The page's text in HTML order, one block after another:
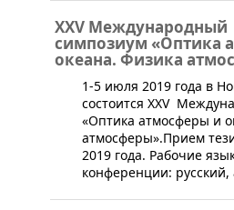
XXV Международный
симпозиум «Оптика
океана. Физика
​1-5 июля 2019 года в
состоится XXV
«Оптика атмосферы и
атмосферы».Прием
2019 года. Рабочие
конференции: русский,